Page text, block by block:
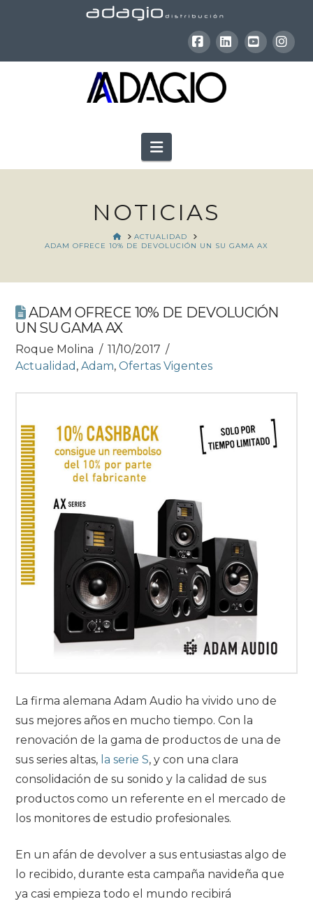
Facebook
LinkedInYouTube
Navigation
NOTICIAS
HOMEACTUALIDAD
ADAM OFRECE 10% DE DEVOLUCIÓN UN SU GAMA AX
ADAM OFRECE 10% DE DEVOLUCIÓN
UN SU GAMA AX
Roque Molina
11/10/2017
Actualidad ,Adam,Ofertas Vigentes
La firma alemana Adam Audio ha vivido uno de
sus mejores años en mucho tiempo. Con la
renovación de la gama de productos de una de
sus series altas, la serie S, y con una clara
consolidación de su sonido y la calidad de sus
productos como un referente en el mercado de
los monitores de estudio profesionales.
En un afán de devolver a sus entusiastas algo de
lo recibido, durante esta campaña navideña que
ya casi empieza todo el mundo recibirá